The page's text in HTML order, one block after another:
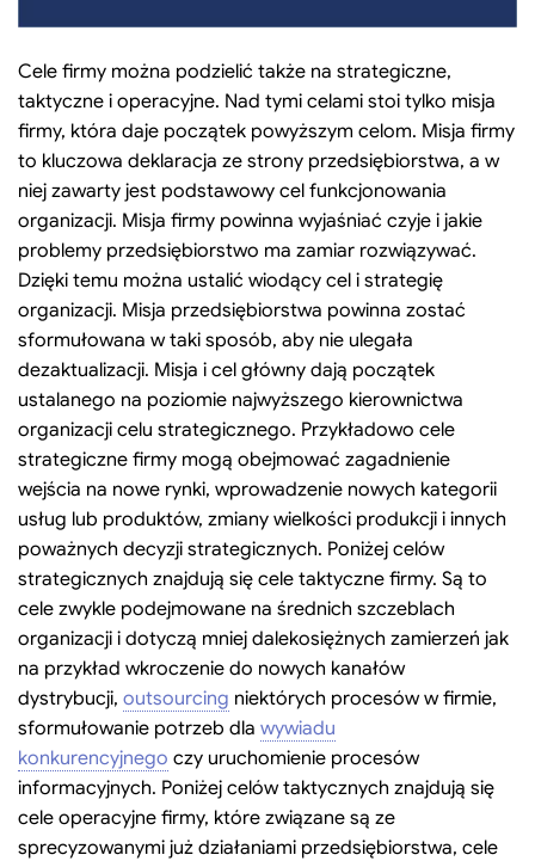
Cele firmy można podzielić także na strategiczne,
taktyczne i operacyjne. Nad tymi celami stoi tylko misja
firmy, która daje początek powyższym celom. Misja firmy
to kluczowa deklaracja ze strony przedsiębiorstwa, a w
niej zawarty jest podstawowy cel funkcjonowania
organizacji. Misja firmy powinna wyjaśniać czyje i jakie
problemy przedsiębiorstwo ma zamiar rozwiązywać.
Dzięki temu można ustalić wiodący cel i strategię
organizacji. Misja przedsiębiorstwa powinna zostać
sformułowana w taki sposób, aby nie ulegała
dezaktualizacji. Misja i cel główny dają początek
ustalanego na poziomie najwyższego kierownictwa
organizacji celu strategicznego. Przykładowo cele
strategiczne firmy mogą obejmować zagadnienie
wejścia na nowe rynki, wprowadzenie nowych kategorii
usług lub produktów, zmiany wielkości produkcji i innych
poważnych decyzji strategicznych. Poniżej celów
strategicznych znajdują się cele taktyczne firmy. Są to
cele zwykle podejmowane na średnich szczeblach
organizacji i dotyczą mniej dalekosiężnych zamierzeń jak
na przykład wkroczenie do nowych kanałów
dystrybucji, outsourcing niektórych procesów w firmie,
sformułowanie potrzeb dla wywiadu
konkurencyjnego czy uruchomienie procesów
informacyjnych. Poniżej celów taktycznych znajdują się
cele operacyjne firmy, które związane są ze
sprecyzowanymi już działaniami przedsiębiorstwa, cele